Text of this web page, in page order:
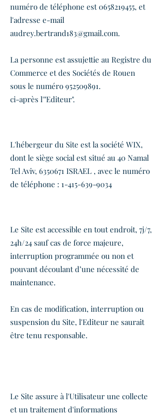
numéro de téléphone est0658219455, et
l'adresse e-mail
audrey.bertrand183@gmail.com.
La personne est assujettie au Registre du
Commerce et des Sociétés de Rouen
sous le numéro 952509891.
ci-après l'"Editeur".
L'hébergeur du Site est la société WIX,
dont le siège social est situé au 40 Namal
Tel Aviv, 6350671 ISRAEL , avec le numéro
de téléphone : 1-415-639-9034
Le Site est accessible en tout endroit, 7j/7,
24h/24 sauf cas de force majeure,
interruption programmée ou non et
pouvant découlant d’une nécessité de
maintenance.
En cas de modification, interruption ou
suspension du Site, l'Editeur ne saurait
être tenu responsable.
Le Site assure à l'Utilisateur une collecte
et un traitement d'informations